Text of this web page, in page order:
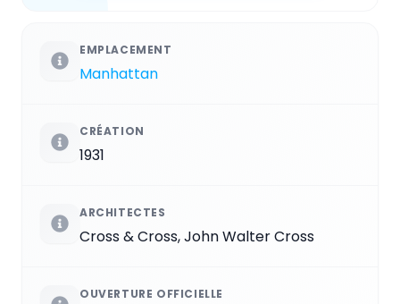
EMPLACEMENT
Manhattan
CRÉATION
1931
ARCHITECTES
Cross & Cross, John Walter Cross
OUVERTURE OFFICIELLE